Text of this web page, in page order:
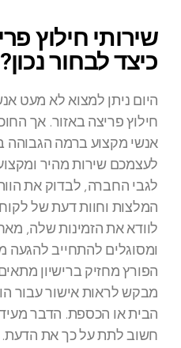
שירותי חילוץ
כיצד לבחור נכון?
היום ניתן למצוא לא מעט
חילוץ פריצה באזור. אך
אנשי מקצוע ברמה הגבוהה
לעצמכם שירות מהיר
לגבי החברה, לבדוק את
המלצות וחוות דעת של
ומסוגלים להתחייב להגעה
הפורץ מחזיק ברישיון
מבקש לראות אישור עבור
הבית או הכספת. הדבר
חשוב לתת על כך את הדעת.